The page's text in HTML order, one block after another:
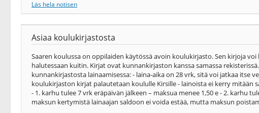
Läs hela notisen
Asiaa koulukirjastosta
Saaren koulussa on oppilaiden käytössä avoin koulukirjasto. Sen kirjoja
halutessaan kuitin. Kirjat ovat kunnankirjaston kanssa samassa
kunnankirjastosta lainaamisessa: - laina-aika on 28 vrk, sitä voi jatkaa itse
koulukirjaston kirjat palautetaan koululle Kirsille - lainoista ei kerry mitään
- 1. karhu tulee 7 vrk eräpäivän jälkeen – maksua menee 1,50 e - 2. karhu
maksun kertymistä lainaajan saldoon ei voida estää, mutta maksun